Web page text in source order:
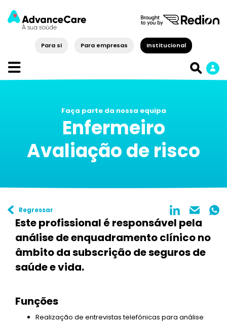
Para si Para empresas Institucional
Faça parte da nossa equipa
Enfermeiro
Avaliação de risco
Regressar
Este profissional é responsável pela
análise de enquadramento clínico no
âmbito da subscrição de seguros de
saúde e vida.
Funções
Realização de entrevistas telefónicas para análise